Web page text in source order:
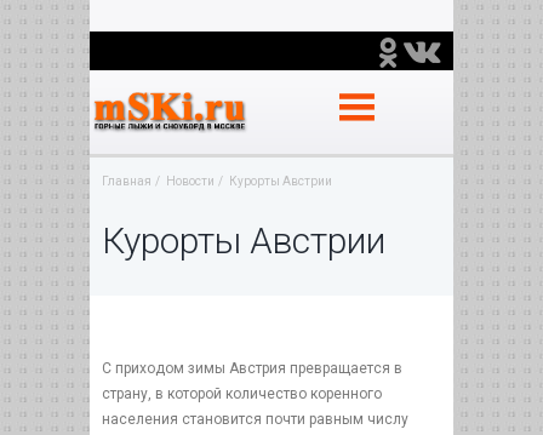
Главная Новости Курорты Австрии
Курорты Австрии
С приходом зимы Австрия превращается в
страну, в которой количество коренного
населения становится почти равным числу